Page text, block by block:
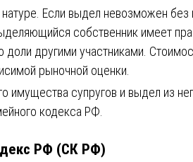
Если выдел невозможен
собственник имеет
доли другими участниками.
рыночной оценки.
имущества супругов и выдел из
кодекса РФ.
РФ (СК РФ)